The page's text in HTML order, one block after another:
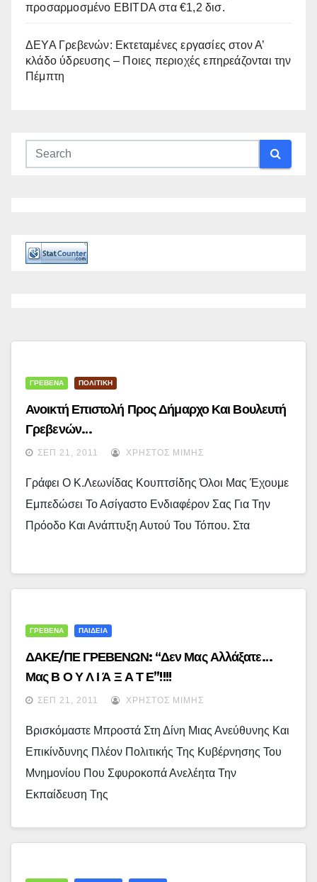
προσαρμοσμένο EBITDA στα €1,2 δισ.
ΔΕΥΑ Γρεβενών: Εκτεταμένες εργασίες στον Α’
κλάδο ύδρευσης – Ποιες περιοχές επηρεάζονται την
Πέμπτη
ΓΡΕΒΕΝΑ ΠΟΛΙΤΙΚΗ
Ανοικτή Επιστολή Προς Δήμαρχο Και Βουλευτή
Γρεβενών…
ΣΕΠ 21, 2011 ΧΡΉΣΤΟΣ ΜΊΜΗΣ
Γράφει Ο Κ.Λεωνίδας Κουπτσίδης Όλοι Μας Έχουμε
Εμπεδώσει Το Ασίγαστο Ενδιαφέρον Σας Για Την
Πρόοδο Και Ανάπτυξη Αυτού Του Τόπου. Στα
ΓΡΕΒΕΝΑ ΠΑΙΔΕΙΑ
ΔΑΚΕ/ΠΕ ΓΡΕΒΕΝΩΝ: “Δεν Μας Αλλάξατε…
Μας Β Ο Υ Λ Ι Ά Ξ Α Τ Ε”!!!!
ΣΕΠ 21, 2011 ΧΡΉΣΤΟΣ ΜΊΜΗΣ
Βρισκόμαστε Μπροστά Στη Δίνη Μιας Ανεύθυνης Και
Επικίνδυνης Πλέον Πολιτικής Της Κυβέρνησης Του
Μνημονίου Που Σφυροκοπά Ανελέητα Την
Εκπαίδευση Της